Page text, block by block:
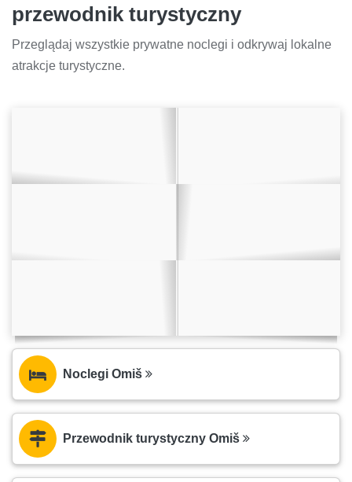
przewodnik turystyczny
Przeglądaj wszystkie prywatne noclegi i odkrywaj lokalne
atrakcje turystyczne.
Noclegi Omiš
Przewodnik turystyczny Omiš